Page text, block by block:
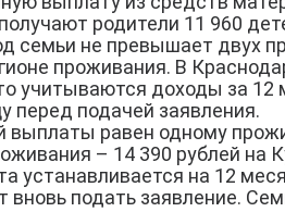
родители 11 960
семьи не превышает двух
проживания. В
учитываются доходы за
перед подачей заявления.
выплаты равен одному
– 14 390 рублей на
устанавливается на 12
вновь подать заявление.